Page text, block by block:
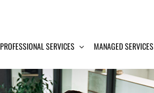
PROFESSIONAL SERVICES MANAGED SERVICES